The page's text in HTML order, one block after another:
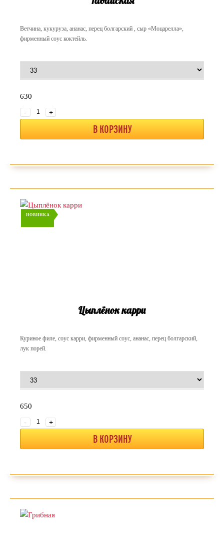
Ветчина, кукуруза, ананас, перец болгарский , сыр «Моцарелла»,
фирменный соус коктейль.
630
-
+
В КОРЗИНУ
НОВИНКА
Цыплёнок карри
Куриное филе, соус карри, фирменный соус, ананас, перец болгарский,
лук порей.
650
-
+
В КОРЗИНУ